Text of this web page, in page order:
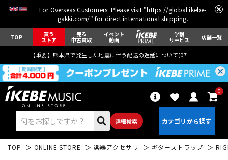
For Overseas Customers: Please visit "https://global.ikebe-
gakki.com/" for direct international shipping.
TOP 買う
ストア
売る
中古買取
イベント
動画
学割
サービス 店舗一覧
【重要】熊本県で発生した地震に伴う配送の遅延について(07月29日
詳細検索
0
TOP ONLINE STORE 楽器アクセサリ ギターストラップ